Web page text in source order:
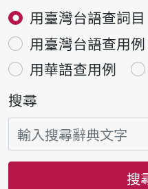
用臺灣台語查詞目
用臺灣台語查用例
用華語查用例
搜尋
搜